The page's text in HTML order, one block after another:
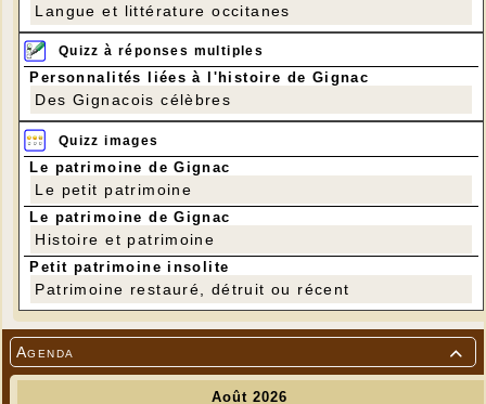

Agenda
---
Langue et littérature occitanes
Quizz à réponses multiples
Personnalités liées à l'histoire de Gignac
Des Gignacois célèbres
Quizz images
Le patrimoine de Gignac
Le petit patrimoine
Le patrimoine de Gignac
Histoire et patrimoine
Petit patrimoine insolite
Patrimoine restauré, détruit ou récent